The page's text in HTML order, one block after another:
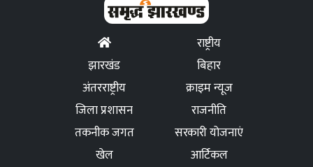
राष्ट्रीय
झारखंड
बिहार
अंतरराष्ट्रीय
क्राइम न्यूज
जिला प्रशासन
राजनीति
तकनीक जगत
सरकारी योजनाएं
खेल
आर्टिकल